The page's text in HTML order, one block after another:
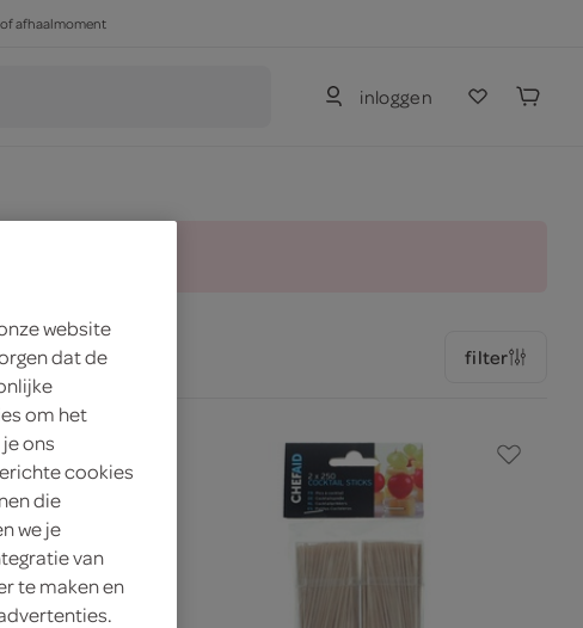
afhaalmoment
inloggen
filter
website
dat de
om het
ons
cookies
die
we je
van
te maken en